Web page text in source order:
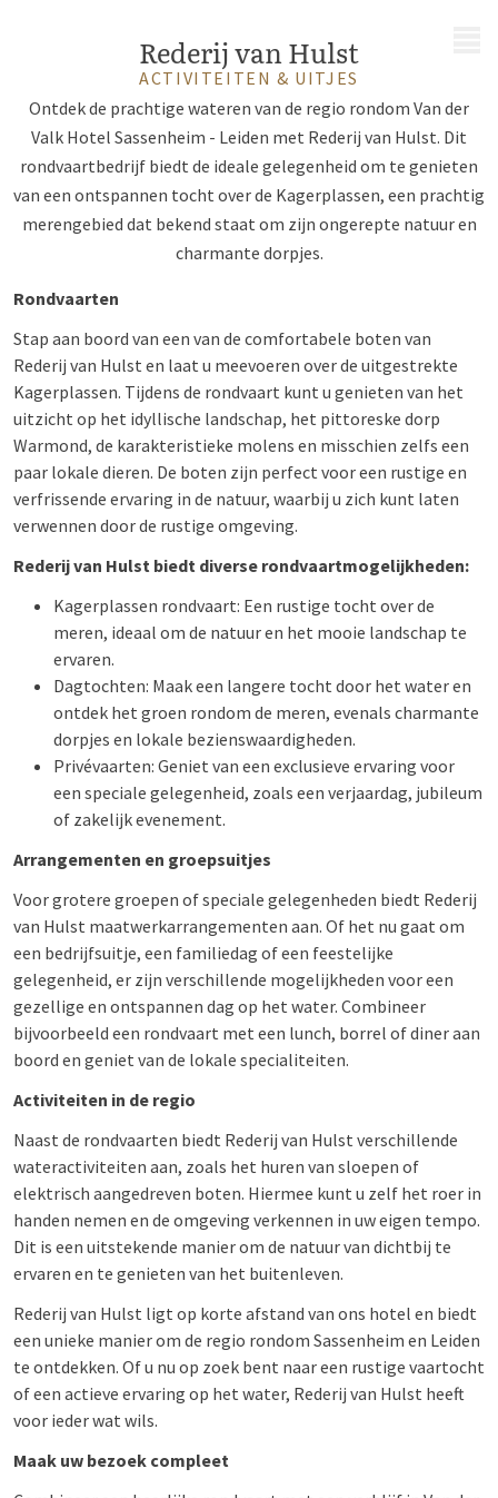
Rederij van Hulst
ACTIVITEITEN & UITJES
Ontdek de prachtige wateren van de regio rondom Van der
Valk Hotel Sassenheim - Leiden met Rederij van Hulst. Dit
rondvaartbedrijf biedt de ideale gelegenheid om te genieten
van een ontspannen tocht over de Kagerplassen, een prachtig
merengebied dat bekend staat om zijn ongerepte natuur en
charmante dorpjes.
Rondvaarten
Stap aan boord van een van de comfortabele boten van
Rederij van Hulst en laat u meevoeren over de uitgestrekte
Kagerplassen. Tijdens de rondvaart kunt u genieten van het
uitzicht op het idyllische landschap, het pittoreske dorp
Warmond, de karakteristieke molens en misschien zelfs een
paar lokale dieren. De boten zijn perfect voor een rustige en
verfrissende ervaring in de natuur, waarbij u zich kunt laten
verwennen door de rustige omgeving.
Rederij van Hulst biedt diverse rondvaartmogelijkheden:
Kagerplassen rondvaart: Een rustige tocht over de
meren, ideaal om de natuur en het mooie landschap te
ervaren.
Dagtochten: Maak een langere tocht door het water en
ontdek het groen rondom de meren, evenals charmante
dorpjes en lokale bezienswaardigheden.
Privévaarten: Geniet van een exclusieve ervaring voor
een speciale gelegenheid, zoals een verjaardag, jubileum
of zakelijk evenement.
Arrangementen en groepsuitjes
Voor grotere groepen of speciale gelegenheden biedt Rederij
van Hulst maatwerkarrangementen aan. Of het nu gaat om
een bedrijfsuitje, een familiedag of een feestelijke
gelegenheid, er zijn verschillende mogelijkheden voor een
gezellige en ontspannen dag op het water. Combineer
bijvoorbeeld een rondvaart met een lunch, borrel of diner aan
boord en geniet van de lokale specialiteiten.
Activiteiten in de regio
Naast de rondvaarten biedt Rederij van Hulst verschillende
wateractiviteiten aan, zoals het huren van sloepen of
elektrisch aangedreven boten. Hiermee kunt u zelf het roer in
handen nemen en de omgeving verkennen in uw eigen tempo.
Dit is een uitstekende manier om de natuur van dichtbij te
ervaren en te genieten van het buitenleven.
Rederij van Hulst ligt op korte afstand van ons hotel en biedt
een unieke manier om de regio rondom Sassenheim en Leiden
te ontdekken. Of u nu op zoek bent naar een rustige vaartocht
of een actieve ervaring op het water, Rederij van Hulst heeft
voor ieder wat wils.
Maak uw bezoek compleet